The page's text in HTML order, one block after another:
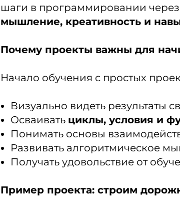
шаги в программировании
мышление, креативность и
Почему проекты важны для
Начало обучения с простых
Визуально видеть результаты
Осваивать циклы, условия и
Понимать основы
Развивать алгоритмическое
Получать удовольствие от
Пример проекта: строим